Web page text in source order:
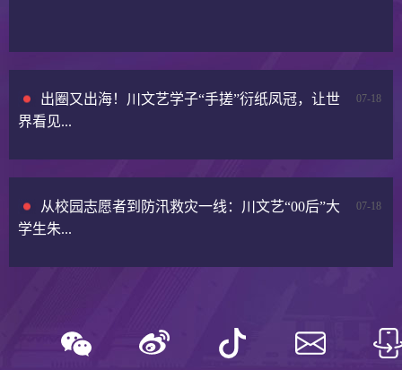
07-18
出圈又出海！川文艺学子“手搓”衍纸凤冠，让世
界看见...
07-18
从校园志愿者到防汛救灾一线：川文艺“00后”大
学生朱...